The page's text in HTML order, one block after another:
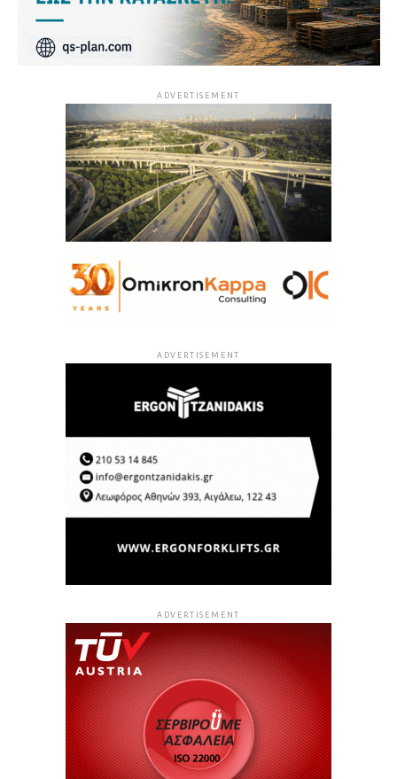
ADVERTISEMENT
ADVERTISEMENT
ADVERTISEMENT